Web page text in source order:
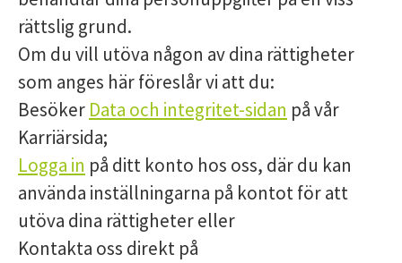
rättslig grund.
Om du vill utöva någon av dina rättigheter
som anges här föreslår vi att du:
Besöker Data och integritet-sidan på vår
Karriärsida;
Logga in på ditt konto hos oss, där du kan
använda inställningarna på kontot för att
utöva dina rättigheter eller
Kontakta oss direkt på